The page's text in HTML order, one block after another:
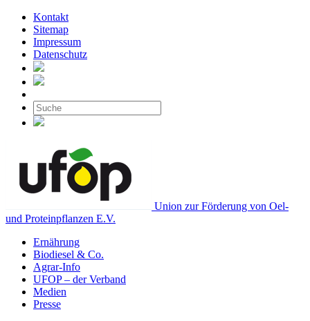
Kontakt
Sitemap
Impressum
Datenschutz
Union zur Förderung von Oel-
und Proteinpflanzen E.V.
Ernährung
Biodiesel & Co.
Agrar-Info
UFOP – der Verband
Medien
Presse